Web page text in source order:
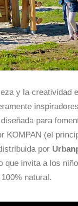
y la creatividad
para
KOMPAN (el
por
que invita a los
natural.